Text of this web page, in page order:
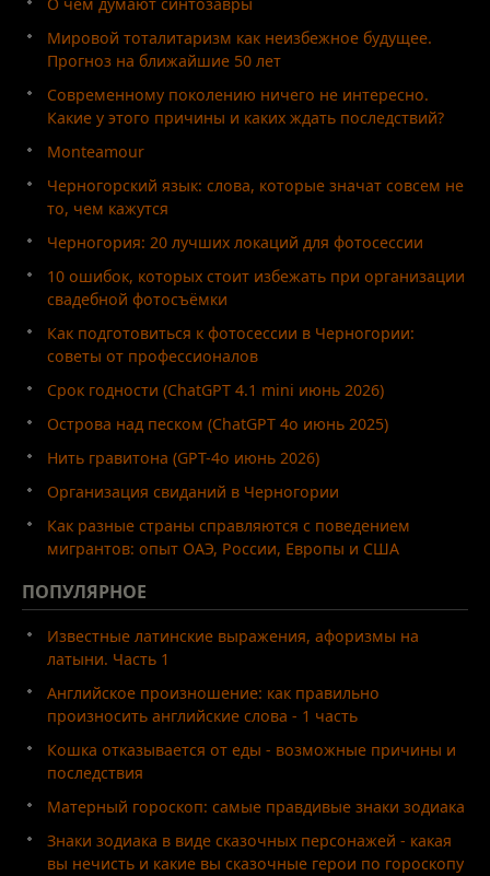
Мировой тоталитаризм как неизбежное будущее.
Прогноз на ближайшие 50 лет
Современному поколению ничего не интересно.
Какие у этого причины и каких ждать последствий?
Monteamour
Черногорский язык: слова, которые значат совсем не
то, чем кажутся
Черногория: 20 лучших локаций для фотосессии
10 ошибок, которых стоит избежать при организации
свадебной фотосъёмки
Как подготовиться к фотосессии в Черногории:
советы от профессионалов
Срок годности (ChatGPT 4.1 mini июнь 2026)
Острова над песком (ChatGPT 4o июнь 2025)
Нить гравитона (GPT-4o июнь 2026)
Организация свиданий в Черногории
Как разные страны справляются с поведением
мигрантов: опыт ОАЭ, России, Европы и США
ПОПУЛЯРНОЕ
Известные латинские выражения, афоризмы на
латыни. Часть 1
Английское произношение: как правильно
произносить английские слова - 1 часть
Кошка отказывается от еды - возможные причины и
последствия
Матерный гороскоп: самые правдивые знаки зодиака
Знаки зодиака в виде сказочных персонажей - какая
вы нечисть и какие вы сказочные герои по гороскопу